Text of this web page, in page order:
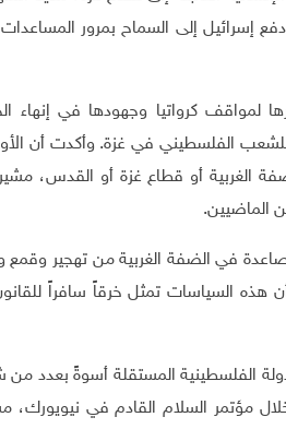
إسرائيل إلى السماح بمرور
لمواقف كرواتيا وجهودها في إنهاء
الفلسطيني في غزة. وأكدت أن
الغربية أو قطاع غزة أو القدس،
الماضيين.
في الضفة الغربية من تهجير
هذه السياسات تمثل خرقاً سافراً
الفلسطينية المستقلة أسوةً بعدد من
مؤتمر السلام القادم في